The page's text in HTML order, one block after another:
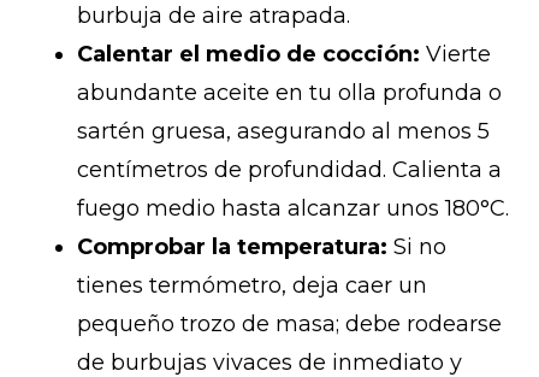
burbuja de aire atrapada.
Calentar el medio de cocción: Vierte
abundante aceite en tu olla profunda o
sartén gruesa, asegurando al menos 5
centímetros de profundidad. Calienta a
fuego medio hasta alcanzar unos 180°C.
Comprobar la temperatura: Si no
tienes termómetro, deja caer un
pequeño trozo de masa; debe rodearse
de burbujas vivaces de inmediato y